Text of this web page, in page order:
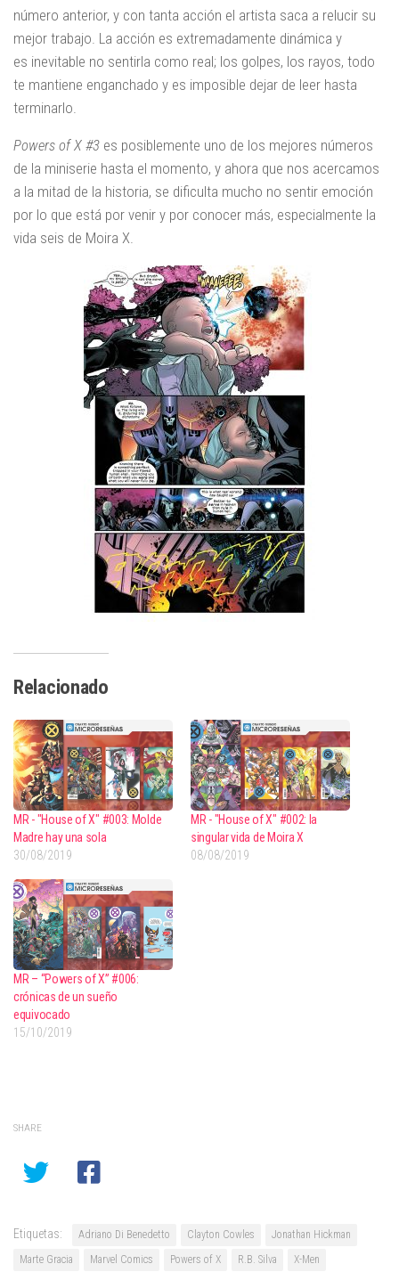
número anterior, y con tanta acción el artista saca a relucir su
mejor trabajo. La acción es extremadamente dinámica y
es inevitable no sentirla como real; los golpes, los rayos, todo
te mantiene enganchado y es imposible dejar de leer hasta
terminarlo.
Powers of X #3 es posiblemente uno de los mejores números
de la miniserie hasta el momento, y ahora que nos acercamos
a la mitad de la historia, se dificulta mucho no sentir emoción
por lo que está por venir y por conocer más, especialmente la
vida seis de Moira X.
Relacionado
MR - "House of X" #003: Molde
Madre hay una sola
30/08/2019
MR - "House of X" #002: la
singular vida de Moira X
08/08/2019
MR – “Powers of X” #006:
crónicas de un sueño
equivocado
15/10/2019
SHARE
Etiquetas: Adriano Di Benedetto Clayton Cowles
Jonathan Hickman
Marte Gracia
Marvel Comics Powers of X R.B. Silva X-Men